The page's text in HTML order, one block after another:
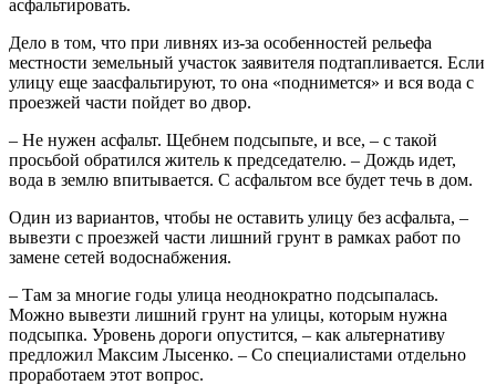
асфальтировать.
Дело в том, что при ливнях из-за особенностей рельефа
местности земельный участок заявителя подтапливается. Если
улицу еще заасфальтируют, то она «поднимется» и вся вода с
проезжей части пойдет во двор.
– Не нужен асфальт. Щебнем подсыпьте, и все, – с такой
просьбой обратился житель к председателю. – Дождь идет,
вода в землю впитывается. С асфальтом все будет течь в дом.
Один из вариантов, чтобы не оставить улицу без асфальта, –
вывезти с проезжей части лишний грунт в рамках работ по
замене сетей водоснабжения.
– Там за многие годы улица неоднократно подсыпалась.
Можно вывезти лишний грунт на улицы, которым нужна
подсыпка. Уровень дороги опустится, – как альтернативу
предложил Максим Лысенко. – Со специалистами отдельно
проработаем этот вопрос.